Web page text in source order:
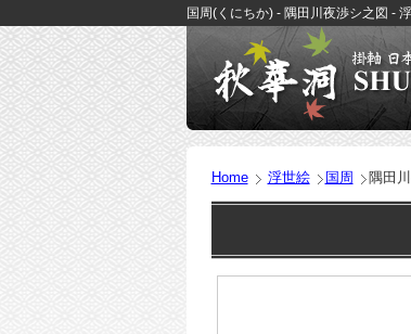
国周(くにちか) - 隅田川夜渉シ之図 -
Home 浮世絵 国周 隅田